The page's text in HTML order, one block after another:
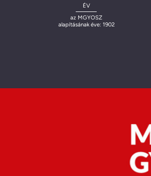
ÉV
az MGYOSZ
alapításának éve: 1902